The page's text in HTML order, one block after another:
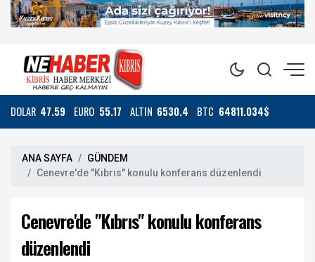
DOLAR 47.59 EURO 55.17 ALTIN 6530.4 BTC 64811.034$
ANA SAYFA
GÜNDEM
Cenevre'de "Kıbrıs" konulu konferans düzenlendi
Cenevre'de "Kıbrıs" konulu konferans
düzenlendi